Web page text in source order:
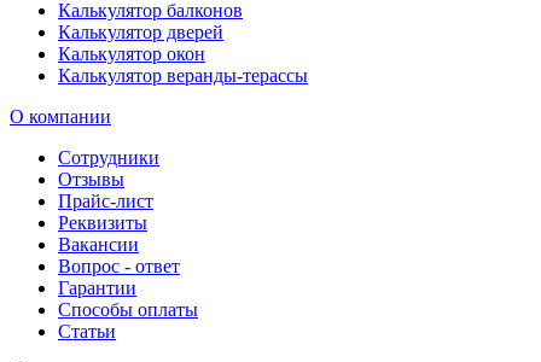
Калькулятор балконов
Калькулятор дверей
Калькулятор окон
Калькулятор веранды-терассы
О компании
Сотрудники
Отзывы
Прайс-лист
Реквизиты
Вакансии
Вопрос - ответ
Гарантии
Способы оплаты
Статьи